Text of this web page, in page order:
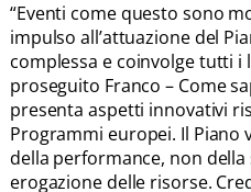
“Eventi come questo sono
impulso all’attuazione del
complessa e coinvolge tutti i
proseguito Franco – Come
presenta aspetti innovativi
Programmi europei. Il Piano
della performance, non della
erogazione delle risorse.